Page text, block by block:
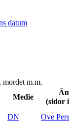
datum
, mordet m.m.
Medie
(sidor
DN
Ove